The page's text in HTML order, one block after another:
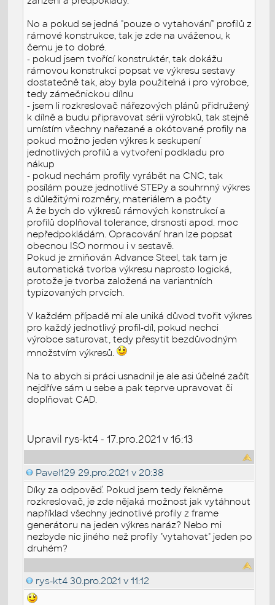
No a pokud se jedná "pouze o vytahování" profilů z
rámové konstrukce, tak je zde na uváženou, k
čemu je to dobré.
- pokud jsem tvořící konstruktér, tak dokážu
rámovou konstrukci popsat ve výkresu sestavy
dostatečně tak, aby byla použitelná i pro výrobce,
tedy zámečnickou dílnu
- jsem li rozkreslovač nářezových plánů přidružený
k dílně a budu připravovat sérii výrobků, tak stejně
umístím všechny nařezané a okótované profily na
pokud možno jeden výkres k seskupení
jednotlivých profilů a vytvoření podkladu pro
nákup
- pokud nechám profily vyrábět na CNC, tak
posílám pouze jednotlivé STEPy a souhrnný výkres
s důležitými rozměry, materiálem a počty
A že bych do výkresů rámových konstrukcí a
profilů doplňoval tolerance, drsnosti apod. moc
nepředpokládám. Opracování hran lze popsat
obecnou ISO normou i v sestavě.
Pokud je zmiňován Advance Steel, tak tam je
automatická tvorba výkresu naprosto logická,
protože je tvorba založená na variantních
typizovaných prvcích.
V každém případě mi ale uniká důvod tvořit výkres
pro každý jednotlivý profil-díl, pokud nechci
výrobce saturovat, tedy přesytit bezdůvodným
množstvím výkresů.
Na to abych si práci usnadnil je ale asi účelné začít
nejdříve sám u sebe a pak teprve upravovat či
doplňovat CAD.
Upravil rys-kt4 - 17.pro.2021 v 16:13
Pavel129 29.pro.2021 v 20:38
Díky za odpověď. Pokud jsem tedy řekněme
rozkreslovač, je zde nějaká možnost jak vytáhnout
například všechny jednotlivé profily z frame
generátoru na jeden výkres naráz? Nebo mi
nezbyde nic jiného než profily "vytahovat" jeden po
druhém?
rys-kt4 30.pro.2021 v 11:12